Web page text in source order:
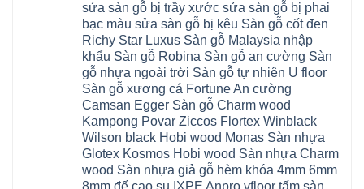
giang
Phượng
Thuận
Tràng
Phòng
Xuyên
Phượng
Chuyên
Nẵng
Xuyên
Thanh
Xuân
Phương
Nẵng
Hưng
Hưng
charm
wood
hobiwood
kosmos
fukione
4mm
nước
sửa sàn gỗ bị trầy xước sửa sàn gỗ bị phai
bạc màu sửa sàn gỗ bị kêu Sàn gỗ cốt đen
Richy Star Luxus Sàn gỗ Malaysia nhập
khẩu Sàn gỗ Robina Sàn gỗ an cường Sàn
gỗ nhựa ngoài trời Sàn gỗ tự nhiên U floor
Sàn gỗ xương cá Fortune An cường
Camsan Egger Sàn gỗ Charm wood
Kampong Povar Ziccos Flortex Winblack
Wilson black Hobi wood Monas Sàn nhựa
Glotex Kosmos Hobi wood Sàn nhựa Charm
wood Sàn nhựa giả gỗ hèm khóa 4mm 6mm